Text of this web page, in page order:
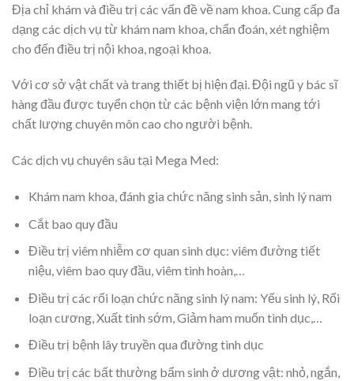
Địa chỉ khám và điều trị các vấn đề về nam khoa. Cung cấp đa
dạng các dịch vụ từ khám nam khoa, chẩn đoán, xét nghiệm
cho đến điều trị nội khoa, ngoại khoa.
Với cơ sở vật chất và trang thiết bị hiện đại. Đội ngũ y bác sĩ
hàng đầu được tuyển chọn từ các bệnh viện lớn mang tới
chất lượng chuyên môn cao cho người bệnh.
Các dịch vụ chuyên sâu tại Mega Med:
Khám nam khoa, đánh gia chức năng sinh sản, sinh lý nam
Cắt bao quy đầu
Điều trị viêm nhiễm cơ quan sinh dục: viêm đường tiết
niệu, viêm bao quy đầu, viêm tinh hoàn,…
Điều trị các rối loạn chức năng sinh lý nam: Yếu sinh lý, Rối
loạn cương, Xuất tinh sớm, Giảm ham muốn tình dục,…
Điều trị bệnh lây truyền qua đường tình dục
Điều trị các bất thường bẩm sinh ở dương vật: nhỏ, ngắn,